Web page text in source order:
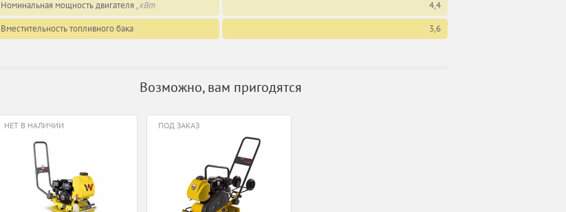
Номинальная мощность двигателя ,кВт
4,4
Вместительность топливного бака
3,6
Возможно, вам пригодятся
НЕТ В НАЛИЧИИ ПОД ЗАКАЗ